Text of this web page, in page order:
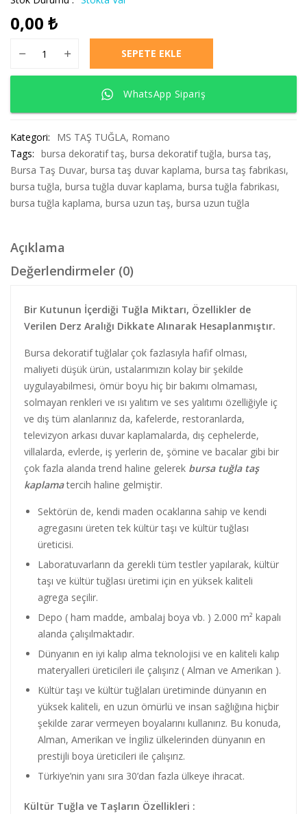
0,00 ₺
SEPETE EKLE
WhatsApp Sipariş
Kategori: MS TAŞ TUĞLA, Romano
Tags: bursa dekoratif taş, bursa dekoratif tuğla, bursa taş,
Bursa Taş Duvar, bursa taş duvar kaplama, bursa taş fabrikası,
bursa tuğla, bursa tuğla duvar kaplama, bursa tuğla fabrikası,
bursa tuğla kaplama, bursa uzun taş, bursa uzun tuğla
Açıklama
Değerlendirmeler (0)
Bir Kutunun İçerdiği Tuğla Miktarı, Özellikler de
Verilen Derz Aralığı Dikkate Alınarak Hesaplanmıştır.
Bursa dekoratif tuğlalar çok fazlasıyla hafif olması,
maliyeti düşük ürün, ustalarımızın kolay bir şekilde
uygulayabilmesi, ömür boyu hiç bir bakımı olmaması,
solmayan renkleri ve ısı yalıtım ve ses yalıtımı özelliğiyle iç
ve dış tüm alanlarınız da, kafelerde, restoranlarda,
televizyon arkası duvar kaplamalarda, dış cephelerde,
villalarda, evlerde, iş yerlerin de, şömine ve bacalar gibi bir
çok fazla alanda trend haline gelerek bursa tuğla taş
kaplamatercih haline gelmiştir.
Sektörün de, kendi maden ocaklarına sahip ve kendi
agregasını üreten tek kültür taşı ve kültür tuğlası
üreticisi.
Laboratuvarların da gerekli tüm testler yapılarak, kültür
taşı ve kültür tuğlası üretimi için en yüksek kaliteli
agrega seçilir.
Depo ( ham madde, ambalaj boya vb. ) 2.000 m² kapalı
alanda çalışılmaktadır.
Dünyanın en iyi kalıp alma teknolojisi ve en kaliteli kalıp
materyalleri üreticileri ile çalışırız ( Alman ve Amerikan ).
Kültür taşı ve kültür tuğlaları üretiminde dünyanın en
yüksek kaliteli, en uzun ömürlü ve insan sağlığına hiçbir
şekilde zarar vermeyen boyalarını kullanırız. Bu konuda,
Alman, Amerikan ve İngiliz ülkelerinden dünyanın en
prestijli boya üreticileri ile çalışırız.
Türkiye’nin yanı sıra 30’dan fazla ülkeye ihracat.
Kültür Tuğla ve Taşların Özellikleri :